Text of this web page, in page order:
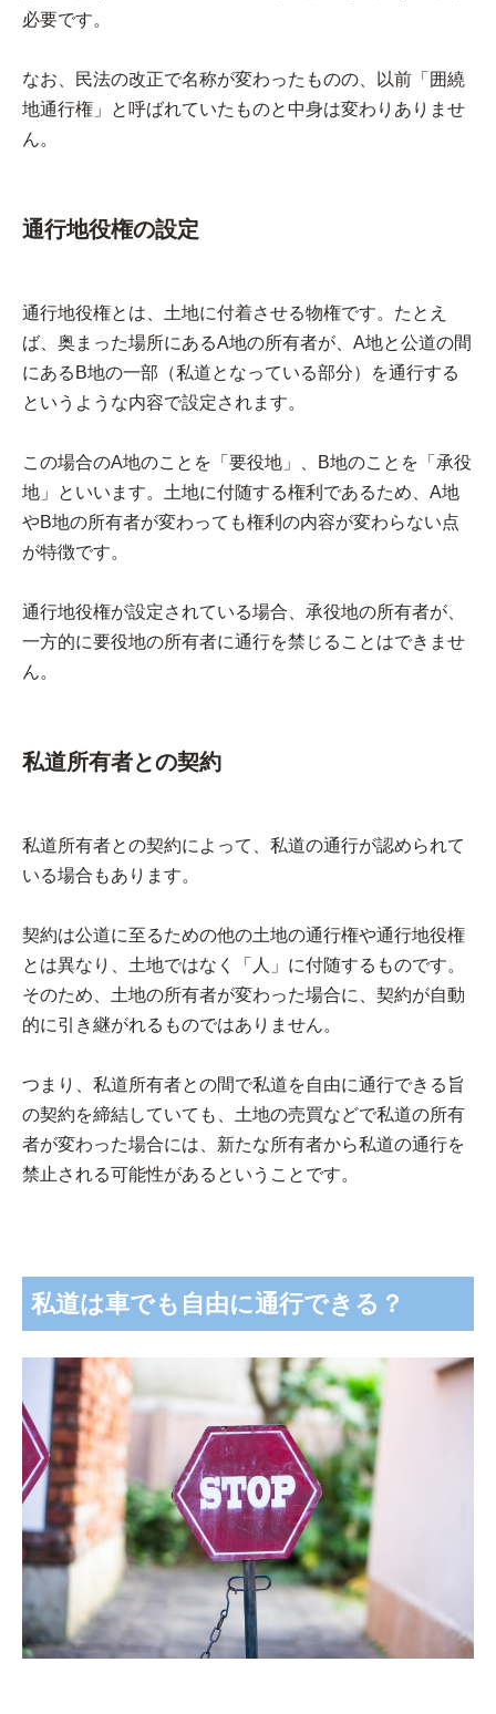
必要です。
なお、民法の改正で名称が変わったものの、以前「囲繞
地通行権」と呼ばれていたものと中身は変わりありませ
ん。
通行地役権の設定
通行地役権とは、土地に付着させる物権です。たとえ
ば、奥まった場所にあるA地の所有者が、A地と公道の間
にあるB地の一部（私道となっている部分）を通行する
というような内容で設定されます。
この場合のA地のことを「要役地」、B地のことを「承役
地」といいます。土地に付随する権利であるため、A地
やB地の所有者が変わっても権利の内容が変わらない点
が特徴です。
通行地役権が設定されている場合、承役地の所有者が、
一方的に要役地の所有者に通行を禁じることはできませ
ん。
私道所有者との契約
私道所有者との契約によって、私道の通行が認められて
いる場合もあります。
契約は公道に至るための他の土地の通行権や通行地役権
とは異なり、土地ではなく「人」に付随するものです。
そのため、土地の所有者が変わった場合に、契約が自動
的に引き継がれるものではありません。
つまり、私道所有者との間で私道を自由に通行できる旨
の契約を締結していても、土地の売買などで私道の所有
者が変わった場合には、新たな所有者から私道の通行を
禁止される可能性があるということです。
私道は車でも自由に通行できる？